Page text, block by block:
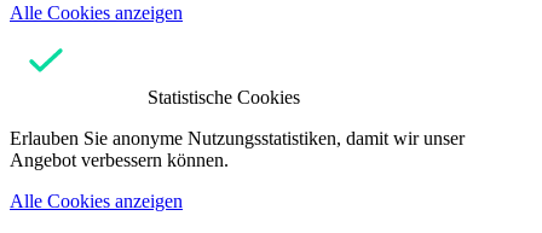
Alle Cookies anzeigen
Statistische Cookies
Erlauben Sie anonyme Nutzungsstatistiken, damit wir unser
Angebot verbessern können.
Alle Cookies anzeigen